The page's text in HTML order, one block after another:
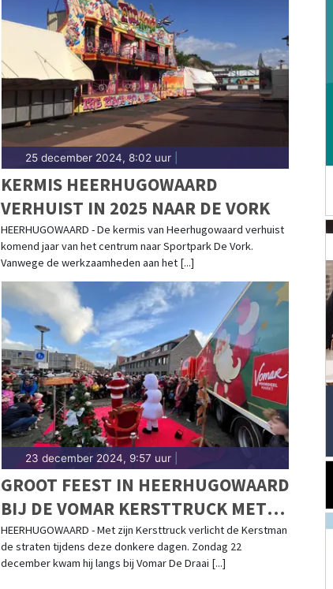
25 december 2024, 8:02 uur|
KERMIS HEERHUGOWAARD
VERHUIST IN 2025 NAAR DE VORK
HEERHUGOWAARD - De kermis van Heerhugowaard verhuist
komend jaar van het centrum naar Sportpark De Vork.
Vanwege de werkzaamheden aan het [...]
23 december 2024, 9:57 uur|
GROOT FEEST IN HEERHUGOWAARD
BIJ DE VOMAR KERSTTRUCK MET
GRATIS KERSTPAKKETTEN EN
SNEEUW
HEERHUGOWAARD - Met zijn Kersttruck verlicht de Kerstman
de straten tijdens deze donkere dagen. Zondag 22
december kwam hij langs bij Vomar De Draai [...]